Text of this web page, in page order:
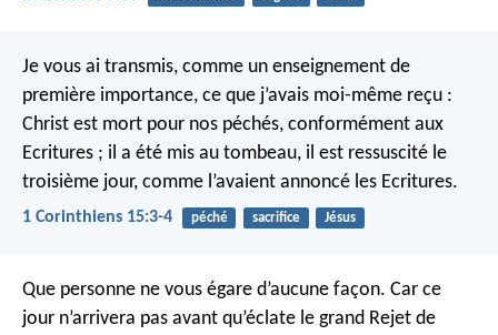
Je vous ai transmis, comme un enseignement de
première importance, ce que j’avais moi-même reçu :
Christ est mort pour nos péchés, conformément aux
Ecritures ; il a été mis au tombeau, il est ressuscité le
troisième jour, comme l’avaient annoncé les Ecritures.
1 Corinthiens 15:3-4 péché sacrifice Jésus
Que personne ne vous égare d’aucune façon. Car ce
jour n’arrivera pas avant qu’éclate le grand Rejet de